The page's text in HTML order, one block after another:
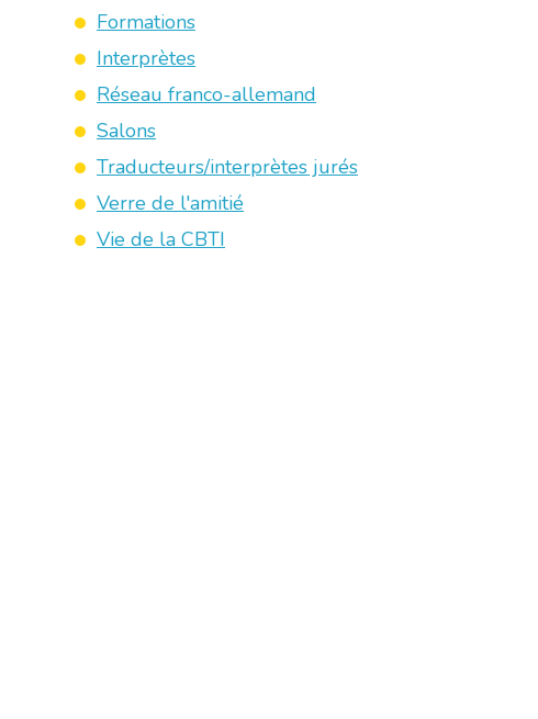
Formations
Interprètes
Réseau franco-allemand
Salons
Traducteurs/interprètes jurés
Verre de l'amitié
Vie de la CBTI